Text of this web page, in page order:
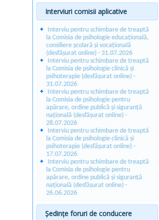
Interviuri comisii aplicative
Interviu pentru schimbare de treaptă
la Comisia de psihologie educațională,
consiliere școlară și vocațională
(desfășurat online) - 31.07.2026
Interviu pentru schimbare de treaptă
la Comisia de psihologie clinică și
psihoterapie (desfășurat online) -
31.07.2026
Interviu pentru schimbare de treaptă
la Comisia de psihologie pentru
apărare, ordine publică și siguranță
națională (desfășurat online) -
28.07.2026
Interviu pentru schimbare de treaptă
la Comisia de psihologie clinică și
psihoterapie (desfășurat online) -
17.07.2026
Interviu pentru schimbare de treaptă
la Comisia de psihologie pentru
apărare, ordine publică și siguranță
națională (desfășurat online) -
26.06.2026
Ședințe foruri de conducere